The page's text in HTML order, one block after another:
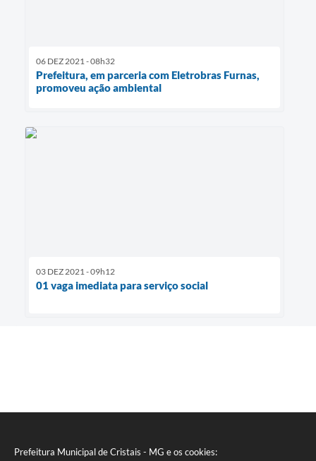
Prefeitura Municipal de Cristais - MG e os cookies:
06 DEZ 2021 - 08h32
Prefeitura, em parceria com Eletrobras Furnas,
promoveu ação ambiental
03 DEZ 2021 - 09h12
01 vaga imediata para serviço social